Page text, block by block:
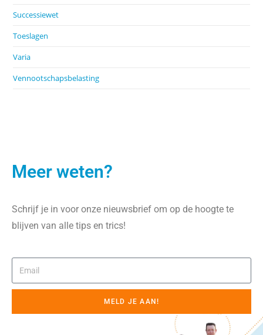
Successiewet
Toeslagen
Varia
Vennootschapsbelasting
Meer weten?
Schrijf je in voor onze nieuwsbrief om op de hoogte te
blijven van alle tips en trics!
MELD JE AAN!